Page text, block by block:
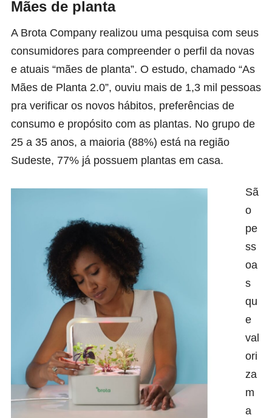
Mães de planta
A Brota Company realizou uma pesquisa com seus
consumidores para compreender o perfil da novas
e atuais “mães de planta”. O estudo, chamado “As
Mães de Planta 2.0”, ouviu mais de 1,3 mil pessoas
pra verificar os novos hábitos, preferências de
consumo e propósito com as plantas. No grupo de
25 a 35 anos, a maioria (88%) está na região
Sudeste, 77% já possuem plantas em casa.
Sã
o
pe
ss
oa
s
qu
e
val
ori
za
m
a